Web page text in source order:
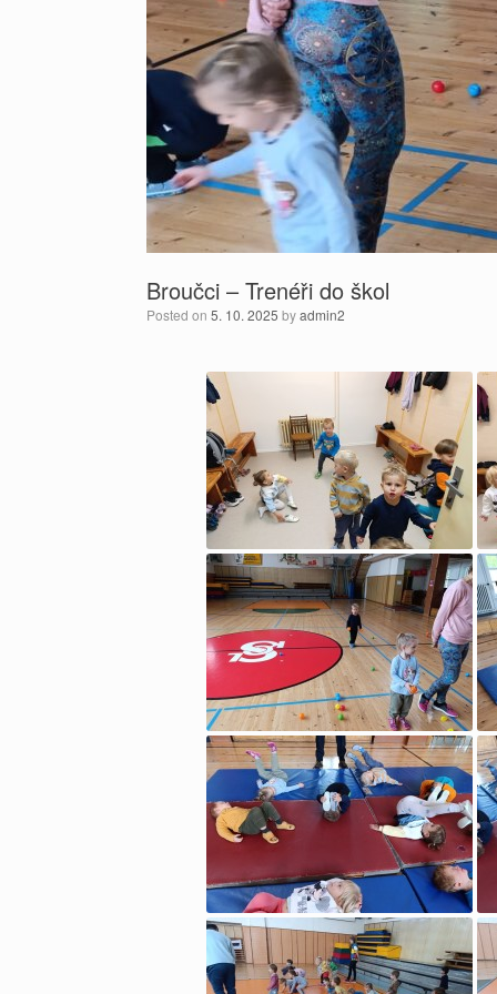
Broučci – Trenéři do škol
Posted on 5. 10. 2025 byadmin2